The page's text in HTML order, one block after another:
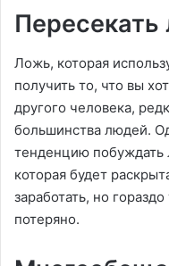
Пересекать
Ложь, которая
получить то, что вы
другого человека,
большинства людей.
тенденцию
которая будет
заработать, но
потеряно.